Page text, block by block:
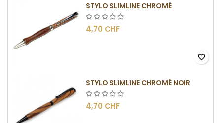
STYLO SLIMLINE CHROMÉ
4,70 CHF
favorite_border
STYLO SLIMLINE CHROMÉ NOIR
4,70 CHF